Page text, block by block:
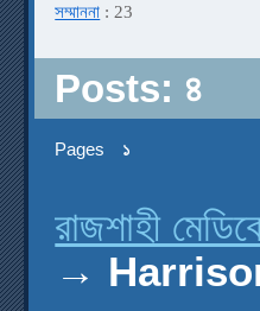
সম্মাননা : 23
Posts: ৪
Pages ১
রাজশাহী
→